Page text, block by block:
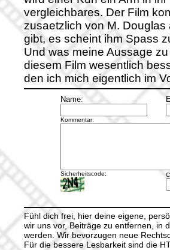
vergleichbares. Der Film
zusaetzlich von M.
gibt, es scheint ihm Spass
Und was meine Aussage
diesem Film wesentlich
den ich mich eigentlich im
Name:
Kommentar:
Sicherheitscode:
Fühl dich frei, hier deine eigene,
wir uns vor, Beiträge zu entfernen, in
werden. Wir bevorzugen neue
Für die bessere Lesbarkeit sind die